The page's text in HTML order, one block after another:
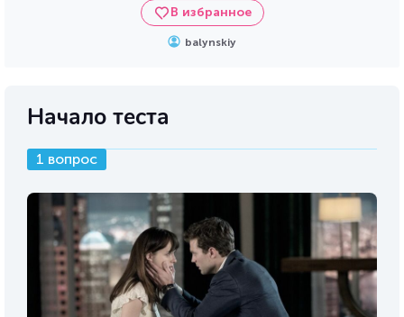
В избранное
balynskiy
Начало теста
1 вопрос